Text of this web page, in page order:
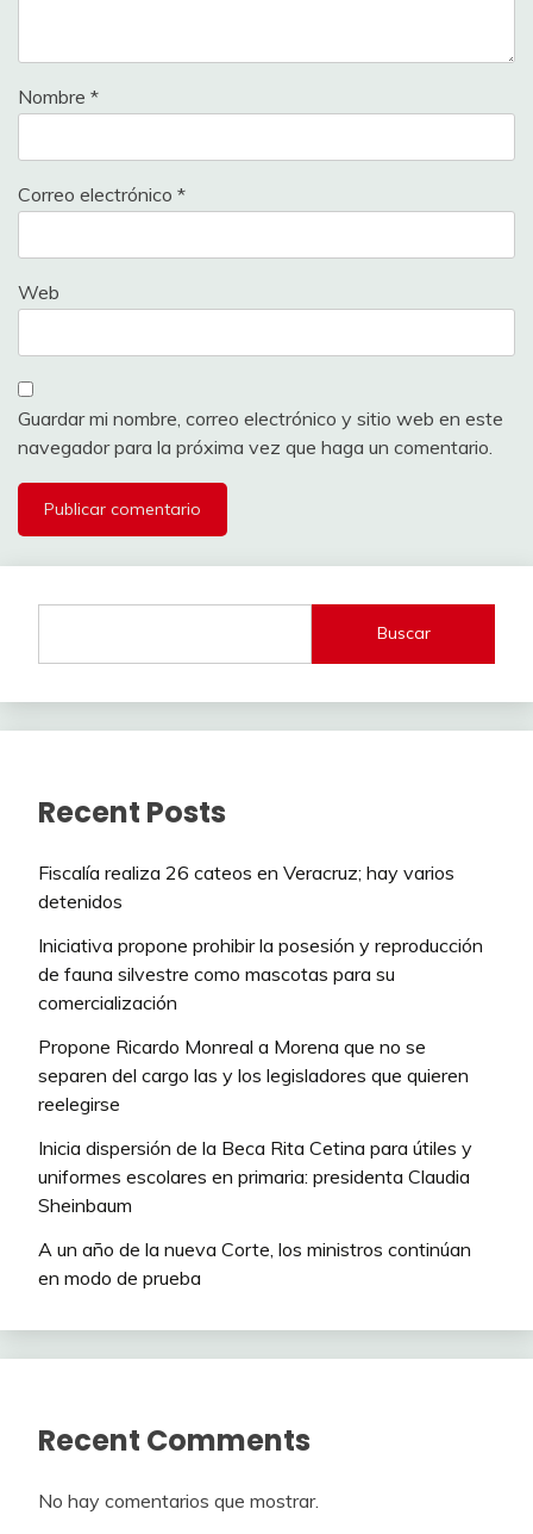
Nombre *
Correo electrónico *
Web
Guardar mi nombre, correo electrónico y sitio web en este
navegador para la próxima vez que haga un comentario.
Buscar
Recent Posts
Fiscalía realiza 26 cateos en Veracruz; hay varios
detenidos
Iniciativa propone prohibir la posesión y reproducción
de fauna silvestre como mascotas para su
comercialización
Propone Ricardo Monreal a Morena que no se
separen del cargo las y los legisladores que quieren
reelegirse
Inicia dispersión de la Beca Rita Cetina para útiles y
uniformes escolares en primaria: presidenta Claudia
Sheinbaum
A un año de la nueva Corte, los ministros continúan
en modo de prueba
Recent Comments
No hay comentarios que mostrar.